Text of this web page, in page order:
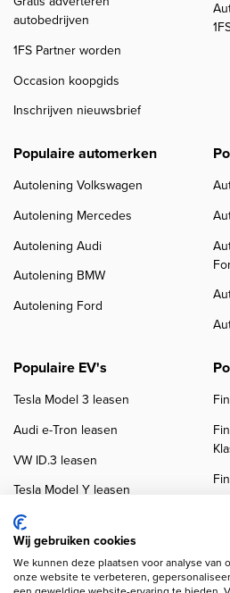
autobedrijven
1FS Partner worden
Occasion koopgids
Inschrijven nieuwsbrief
Populaire automerken
Autolening Volkswagen
Autolening Mercedes
Autolening Audi
Autolening BMW
Autolening Ford
Populaire EV's
Tesla Model 3 leasen
Audi e-Tron leasen
VW ID.3 leasen
Tesla Model Y leasen
VW ID.4 leasen
Wij gebruiken cookies
We kunnen deze plaatsen voor analyse van
onze website te verbeteren,